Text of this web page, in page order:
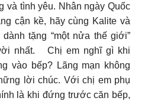
và tình yêu. Nhân ngày Quốc
cận kề, hãy cùng Kalite và
tặng “một nửa thế giới”
nhất. Chị em nghĩ gì khi
vào bếp? Lãng mạn không
lời chúc. Với chị em phụ
là khi đứng trước căn bếp,